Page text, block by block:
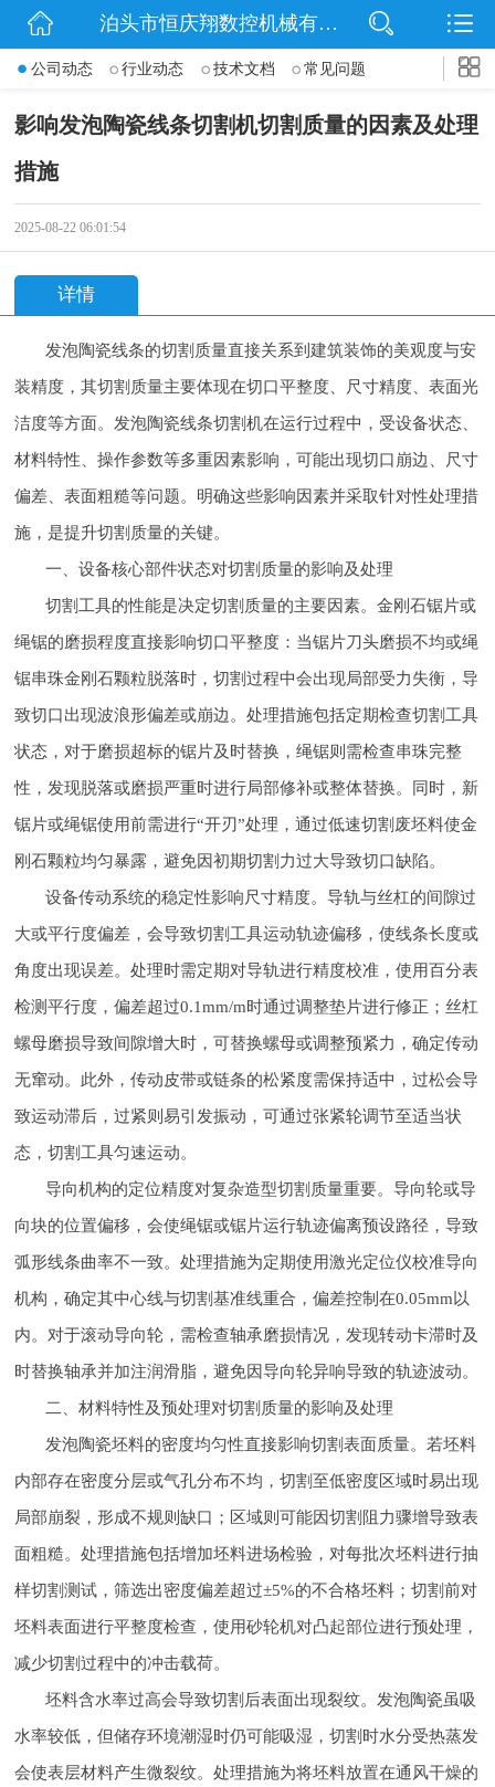
网站首页
动态
联系我们
泊头市恒庆翔数控机械有限公司
公司动态 行业动态 技术文档 常见问题
影响发泡陶瓷线条切割机切割质量的因素及处理
措施
2025-08-22 06:01:54
详情
发泡陶瓷线条的切割质量直接关系到建筑装饰的美观度与安
装精度，其切割质量主要体现在切口平整度、尺寸精度、表面光
洁度等方面。发泡陶瓷线条切割机在运行过程中，受设备状态、
材料特性、操作参数等多重因素影响，可能出现切口崩边、尺寸
偏差、表面粗糙等问题。明确这些影响因素并采取针对性处理措
施，是提升切割质量的关键。
一、设备核心部件状态对切割质量的影响及处理
切割工具的性能是决定切割质量的主要因素。金刚石锯片或
绳锯的磨损程度直接影响切口平整度：当锯片刀头磨损不均或绳
锯串珠金刚石颗粒脱落时，切割过程中会出现局部受力失衡，导
致切口出现波浪形偏差或崩边。处理措施包括定期检查切割工具
状态，对于磨损超标的锯片及时替换，绳锯则需检查串珠完整
性，发现脱落或磨损严重时进行局部修补或整体替换。同时，新
锯片或绳锯使用前需进行“开刃”处理，通过低速切割废坯料使金
刚石颗粒均匀暴露，避免因初期切割力过大导致切口缺陷。
设备传动系统的稳定性影响尺寸精度。导轨与丝杠的间隙过
大或平行度偏差，会导致切割工具运动轨迹偏移，使线条长度或
角度出现误差。处理时需定期对导轨进行精度校准，使用百分表
检测平行度，偏差超过0.1mm/m时通过调整垫片进行修正；丝杠
螺母磨损导致间隙增大时，可替换螺母或调整预紧力，确定传动
无窜动。此外，传动皮带或链条的松紧度需保持适中，过松会导
致运动滞后，过紧则易引发振动，可通过张紧轮调节至适当状
态，切割工具匀速运动。
导向机构的定位精度对复杂造型切割质量重要。导向轮或导
向块的位置偏移，会使绳锯或锯片运行轨迹偏离预设路径，导致
弧形线条曲率不一致。处理措施为定期使用激光定位仪校准导向
机构，确定其中心线与切割基准线重合，偏差控制在0.05mm以
内。对于滚动导向轮，需检查轴承磨损情况，发现转动卡滞时及
时替换轴承并加注润滑脂，避免因导向轮异响导致的轨迹波动。
二、材料特性及预处理对切割质量的影响及处理
发泡陶瓷坯料的密度均匀性直接影响切割表面质量。若坯料
内部存在密度分层或气孔分布不均，切割至低密度区域时易出现
局部崩裂，形成不规则缺口；区域则可能因切割阻力骤增导致表
面粗糙。处理措施包括增加坯料进场检验，对每批次坯料进行抽
样切割测试，筛选出密度偏差超过±5%的不合格坯料；切割前对
坯料表面进行平整度检查，使用砂轮机对凸起部位进行预处理，
减少切割过程中的冲击载荷。
坯料含水率过高会导致切割后表面出现裂纹。发泡陶瓷虽吸
水率较低，但储存环境潮湿时仍可能吸湿，切割时水分受热蒸发
会使表层材料产生微裂纹。处理措施为将坯料放置在通风干燥的